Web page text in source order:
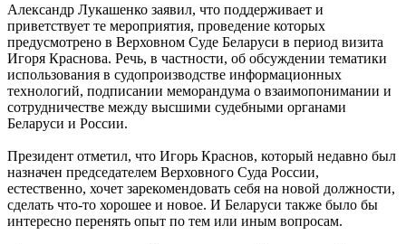
Александр Лукашенко заявил, что поддерживает и
приветствует те мероприятия, проведение которых
предусмотрено в Верховном Суде Беларуси в период визита
Игоря Краснова. Речь, в частности, об обсуждении тематики
использования в судопроизводстве информационных
технологий, подписании меморандума о взаимопонимании и
сотрудничестве между высшими судебными органами
Беларуси и России.
Президент отметил, что Игорь Краснов, который недавно был
назначен председателем Верховного Суда России,
естественно, хочет зарекомендовать себя на новой должности,
сделать что-то хорошее и новое. И Беларуси также было бы
интересно перенять опыт по тем или иным вопросам.